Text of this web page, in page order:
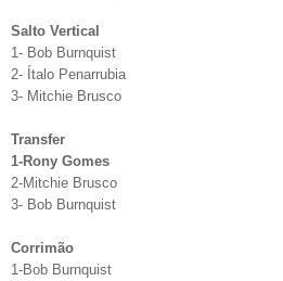
Salto Vertical
1- Bob Burnquist
2- Ítalo Penarrubia
3- Mitchie Brusco
Transfer
1-Rony Gomes
2-Mitchie Brusco
3- Bob Burnquist
Corrimão
1-Bob Burnquist